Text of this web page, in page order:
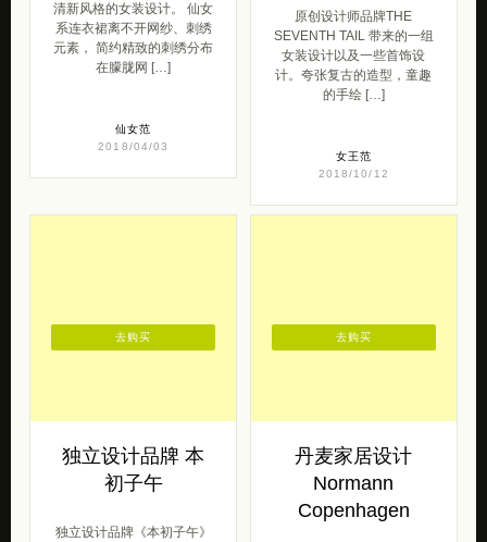
清新风格的女装设计。 仙女
系连衣裙离不开网纱、刺绣
元素， 简约精致的刺绣分布
在朦胧网 […]
仙女范
2018/04/03
原创设计师品牌THE
SEVENTH TAIL 带来的一组
女装设计以及一些首饰设
计。夸张复古的造型，童趣
的手绘 […]
女王范
2018/10/12
独立设计品牌 本
初子午
独立设计品牌《本初子午》
去购买
丹麦家居设计
Normann
Copenhagen
去购买